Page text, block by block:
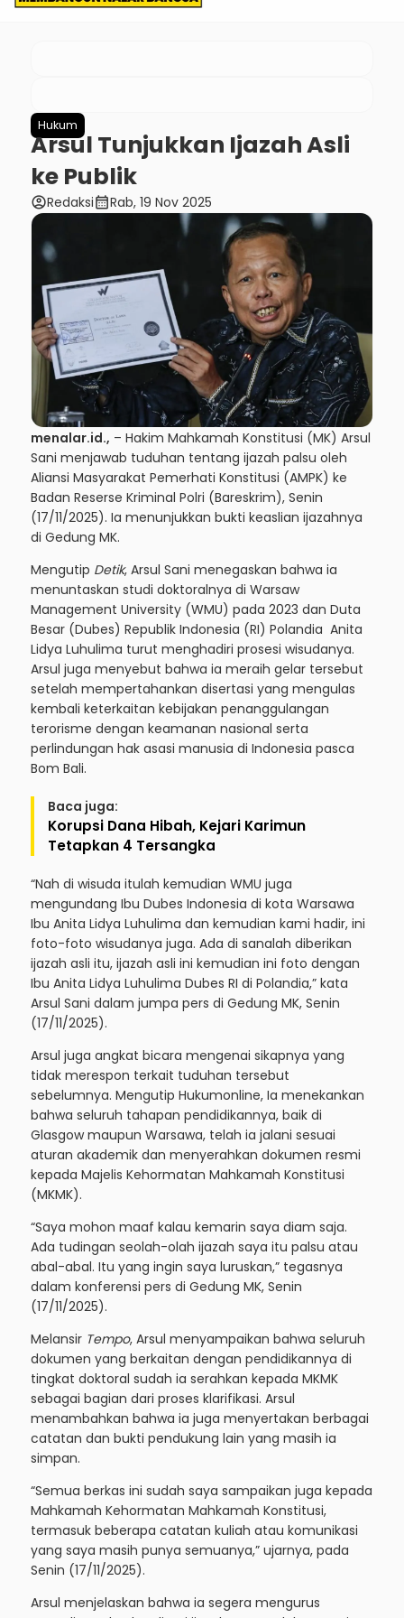
Hukum
Arsul Tunjukkan Ijazah Asli
ke Publik
account_circleRedaksicalendar_monthRab, 19 Nov 2025
menalar.id., – Hakim Mahkamah Konstitusi (MK) Arsul
Sani menjawab tuduhan tentang ijazah palsu oleh
Aliansi Masyarakat Pemerhati Konstitusi (AMPK) ke
Badan Reserse Kriminal Polri (Bareskrim), Senin
(17/11/2025). Ia menunjukkan bukti keaslian ijazahnya
di Gedung MK.
Mengutip Detik, Arsul Sani menegaskan bahwa ia
menuntaskan studi doktoralnya di Warsaw
Management University (WMU) pada 2023 dan Duta
Besar (Dubes) Republik Indonesia (RI) Polandia Anita
Lidya Luhulima turut menghadiri prosesi wisudanya.
Arsul juga menyebut bahwa ia meraih gelar tersebut
setelah mempertahankan disertasi yang mengulas
kembali keterkaitan kebijakan penanggulangan
terorisme dengan keamanan nasional serta
perlindungan hak asasi manusia di Indonesia pasca
Bom Bali.
Baca juga:
Korupsi Dana Hibah, Kejari Karimun
Tetapkan 4 Tersangka
“Nah di wisuda itulah kemudian WMU juga
mengundang Ibu Dubes Indonesia di kota Warsawa
Ibu Anita Lidya Luhulima dan kemudian kami hadir, ini
foto-foto wisudanya juga. Ada di sanalah diberikan
ijazah asli itu, ijazah asli ini kemudian ini foto dengan
Ibu Anita Lidya Luhulima Dubes RI di Polandia,” kata
Arsul Sani dalam jumpa pers di Gedung MK, Senin
(17/11/2025).
Arsul juga angkat bicara mengenai sikapnya yang
tidak merespon terkait tuduhan tersebut
sebelumnya. Mengutip Hukumonline, Ia menekankan
bahwa seluruh tahapan pendidikannya, baik di
Glasgow maupun Warsawa, telah ia jalani sesuai
aturan akademik dan menyerahkan dokumen resmi
kepada Majelis Kehormatan Mahkamah Konstitusi
(MKMK).
“Saya mohon maaf kalau kemarin saya diam saja.
Ada tudingan seolah-olah ijazah saya itu palsu atau
abal-abal. Itu yang ingin saya luruskan,” tegasnya
dalam konferensi pers di Gedung MK, Senin
(17/11/2025).
Melansir Tempo, Arsul menyampaikan bahwa seluruh
dokumen yang berkaitan dengan pendidikannya di
tingkat doktoral sudah ia serahkan kepada MKMK
sebagai bagian dari proses klarifikasi. Arsul
menambahkan bahwa ia juga menyertakan berbagai
catatan dan bukti pendukung lain yang masih ia
simpan.
“Semua berkas ini sudah saya sampaikan juga kepada
Mahkamah Kehormatan Mahkamah Konstitusi,
termasuk beberapa catatan kuliah atau komunikasi
yang saya masih punya semuanya,” ujarnya, pada
Senin (17/11/2025).
Arsul menjelaskan bahwa ia segera mengurus